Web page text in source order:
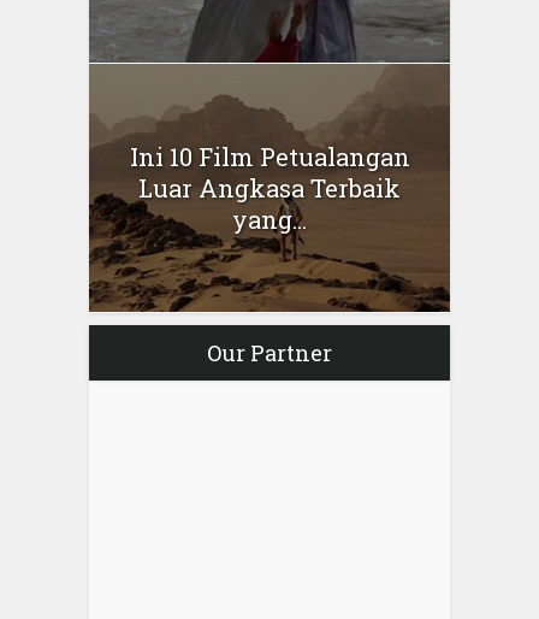
Ini 10 Film Petualangan
Luar Angkasa Terbaik
yang...
Our Partner